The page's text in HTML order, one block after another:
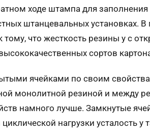
ходе штампа для
штанцевальных установках.
тому, что жесткость резины у с
сортов
ячейками по своим
монолитной резиной и между
намного лучше. Замкнутые
нагрузки усталость